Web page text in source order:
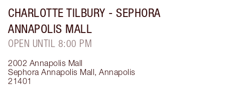
CHARLOTTE TILBURY - SEPHORA
ANNAPOLIS MALL
OPEN UNTIL 8:00 PM
2002 Annapolis Mall
Sephora Annapolis Mall, Annapolis
21401